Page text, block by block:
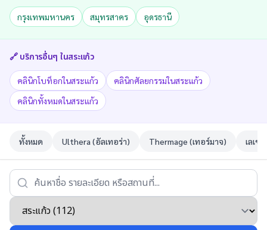
กรุงเทพมหานคร สมุทรสาคร อุดรธานี
🔗 บริการอื่นๆ ในสระแก้ว
คลินิกโบท็อกในสระแก้ว
คลินิกศัลยกรรมในสระแก้ว
คลินิกทั้งหมดในสระแก้ว
ทั้งหมด Ulthera (อัลเทอร่า) Thermage (เทอร์มาจ) เลเซ